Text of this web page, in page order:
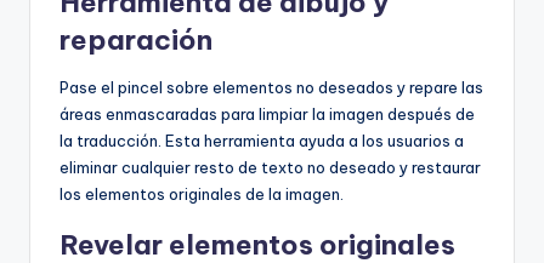
reparación
Pase el pincel sobre elementos no deseados y repare las
áreas enmascaradas para limpiar la imagen después de
la traducción. Esta herramienta ayuda a los usuarios a
eliminar cualquier resto de texto no deseado y restaurar
los elementos originales de la imagen.
Revelar elementos originales